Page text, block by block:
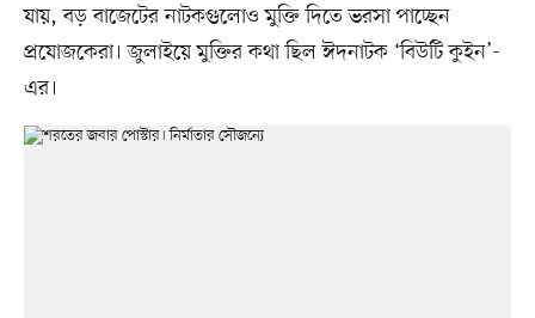
যায়, বড় বাজেটের নাটকগুলোও মুক্তি দিতে ভরসা পাচ্ছেন
প্রযোজকেরা। জুলাইয়ে মুক্তির কথা ছিল ঈদনাটক ‘বিউটি কুইন’-
এর।